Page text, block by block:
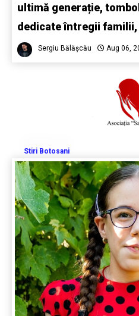
ultimă generație,
dedicate întregii familii,
Sergiu Bălășcău Aug 06,
Stiri Botosani